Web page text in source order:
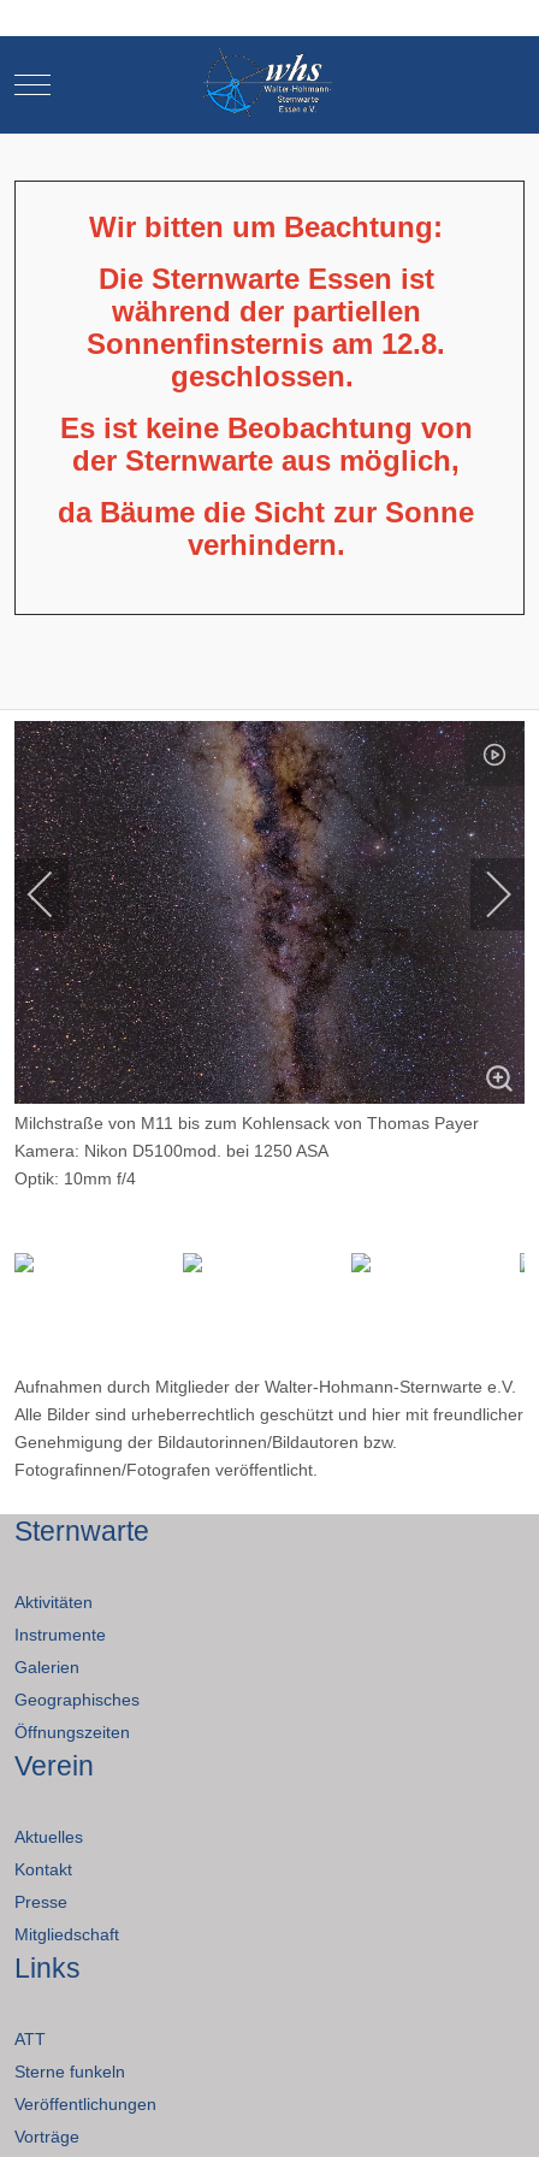
Mobile Menu Toggle
Wir bitten um Beachtung:
Die Sternwarte Essen ist
während der partiellen
Sonnenfinsternis am 12.8.
geschlossen.
Es ist keine Beobachtung von
der Sternwarte aus möglich,
da Bäume die Sicht zur Sonne
verhindern.
Milchstraße von M11 bis zum Kohlensack von Thomas Payer
Kamera: Nikon D5100mod. bei 1250 ASA
Optik: 10mm f/4
Ort: Tanami desert 400km westlich von Alice Springs
Aufnahmen durch Mitglieder der Walter-Hohmann-Sternwarte e.V.
Alle Bilder sind urheberrechtlich geschützt und hier mit freundlicher
Genehmigung der Bildautorinnen/Bildautoren bzw.
Fotografinnen/Fotografen veröffentlicht.
Sternwarte
Aktivitäten
Instrumente
Galerien
Geographisches
Öffnungszeiten
Verein
Aktuelles
Kontakt
Presse
Mitgliedschaft
Links
ATT
Sterne funkeln
Veröffentlichungen
Vorträge